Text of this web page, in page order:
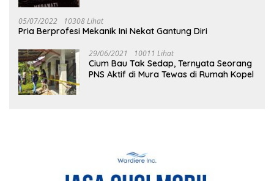
05/07/2022 10308 Lihat
Pria Berprofesi Mekanik Ini Nekat Gantung Diri
29/06/2021 10011 Lihat
Cium Bau Tak Sedap, Ternyata Seorang
PNS Aktif di Mura Tewas di Rumah Kopel